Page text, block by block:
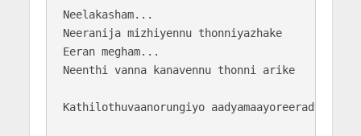
Neelakasham...
Neeranija mizhiyennu thonniyazhake
Eeran megham...
Neenthi vanna kanavennu thonni arike
Kathilothuvaanorungiyo aadyamaayoreeradi